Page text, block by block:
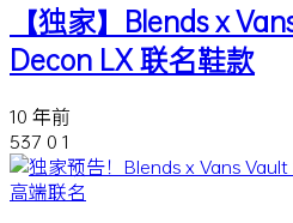
【独家】Blends x
Decon LX 联名鞋款
10 年前
537 0 1
高端联名